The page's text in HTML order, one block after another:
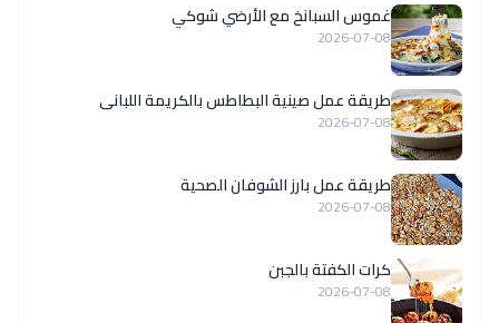
غموس السبانخ مع الأرضي شوكي
2026-07-08
طريقة عمل صينية البطاطس بالكريمة اللبانى
2026-07-08
طريقة عمل بارز الشوفان الصحية
2026-07-08
كرات الكفتة بالجبن
2026-07-08